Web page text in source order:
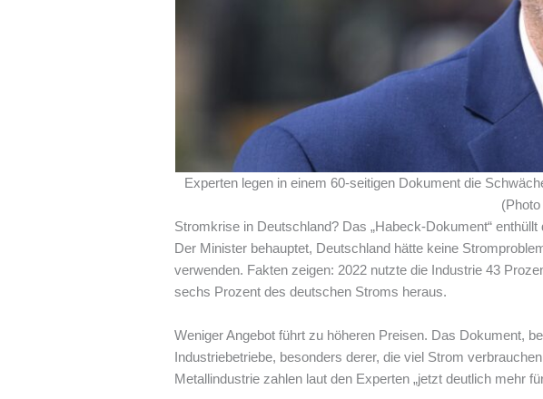
Experten legen in einem 60-seitigen Dokument die
Stromkrise in Deutschland? Das „Habeck-Dokument“ enthüllt
Der Minister behauptet, Deutschland hätte keine
verwenden. Fakten zeigen: 2022 nutzte die Industrie 43
sechs Prozent des deutschen Stroms heraus.
Weniger Angebot führt zu höheren Preisen. Das Dokument,
Industriebetriebe, besonders derer, die viel Strom
Metallindustrie zahlen laut den Experten „jetzt deutlich mehr